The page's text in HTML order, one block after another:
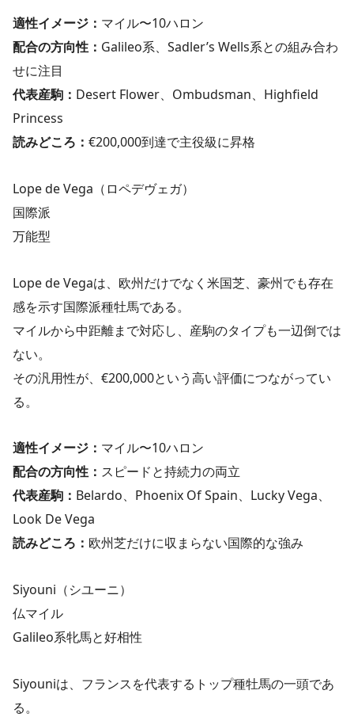
適性イメージ： マイル〜10ハロン
配合の方向性： Galileo系、Sadler’s Wells系との組み合わ
せに注目
代表産駒： Desert Flower、Ombudsman、Highfield
Princess
読みどころ： €200,000到達で主役級に昇格
Lope de Vega（ロペデヴェガ）
国際派
万能型
Lope de Vegaは、欧州だけでなく米国芝、豪州でも存在
感を示す国際派種牡馬である。
マイルから中距離まで対応し、産駒のタイプも一辺倒では
ない。
その汎用性が、€200,000という高い評価につながってい
る。
適性イメージ： マイル〜10ハロン
配合の方向性： スピードと持続力の両立
代表産駒： Belardo、Phoenix Of Spain、Lucky Vega、
Look De Vega
読みどころ： 欧州芝だけに収まらない国際的な強み
Siyouni（シユーニ）
仏マイル
Galileo系牝馬と好相性
Siyouniは、フランスを代表するトップ種牡馬の一頭であ
る。